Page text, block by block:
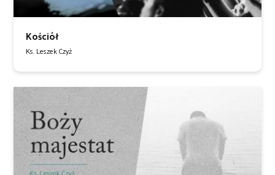
Kościół
Ks. Leszek Czyż